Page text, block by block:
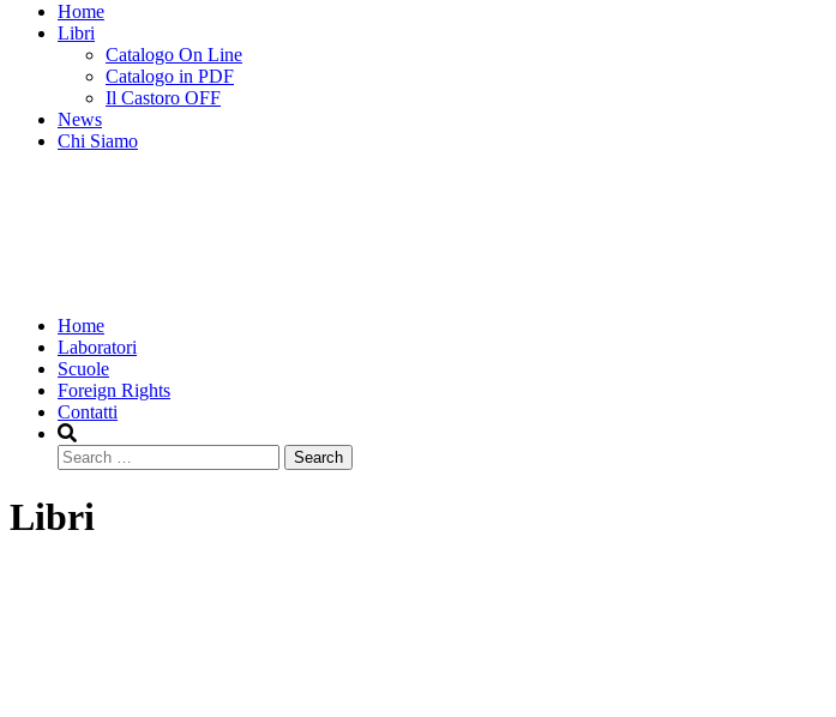
Home
Libri
Catalogo On Line
Catalogo in PDF
Il Castoro OFF
News
Chi Siamo
Home
Laboratori
Scuole
Foreign Rights
Contatti
Search
Libri